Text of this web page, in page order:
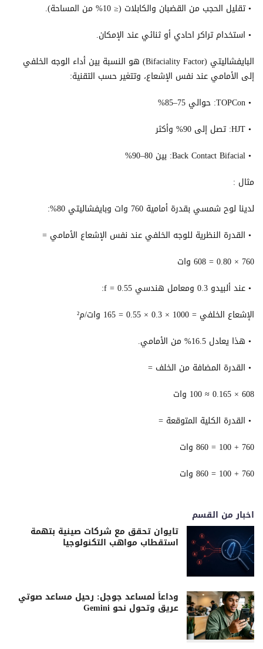
• تقليل الحجب من القضبان والكابلات (≤ 10% من المساحة).
• استخدام تراكر احادي أو ثنائي عند الإمكان.
البايفشاليتي (Bifaciality Factor) هو النسبة بين أداء الوجه الخلفي
إلى الأمامي عند نفس الإشعاع، وتتغير حسب التقنية:
• TOPCon: حوالي 75–85%
• HJT: تصل إلى 90% وأكثر
• Back Contact Bifacial: بين 80–90%
مثال :
لدينا لوح شمسي بقدرة أمامية 760 وات وبايفشاليتي 80%:
• القدرة النظرية للوجه الخلفي عند نفس الإشعاع الأمامي =
760 × 0.80 = 608 وات
• عند ألبيدو 0.3 ومعامل هندسي f = 0.55:
الإشعاع الخلفي = 1000 × 0.3 × 0.55 = 165 وات/م²
• هذا يعادل 16.5% من الأمامي.
• القدرة المضافة من الخلف =
608 × 0.165 ≈ 100 وات
• القدرة الكلية المتوقعة =
760 + 100 = 860 وات
760 + 100 = 860 وات
اخبار من القسم
تايوان تحقق مع شركات صينية بتهمة
استقطاب مواهب التكنولوجيا
وداعاً لمساعد جوجل: رحيل مساعد صوتي
عريق وتحول نحو Gemini